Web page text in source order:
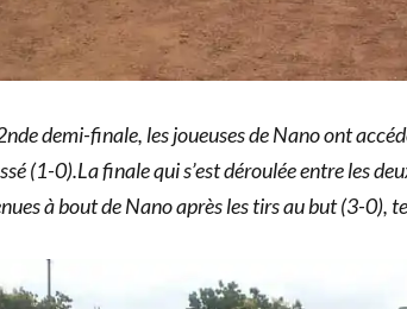
demi-finale, les joueuses de Nano ont
(1-0).La finale qui s’est déroulée entre les
à bout de Nano après les tirs au but (3-0),